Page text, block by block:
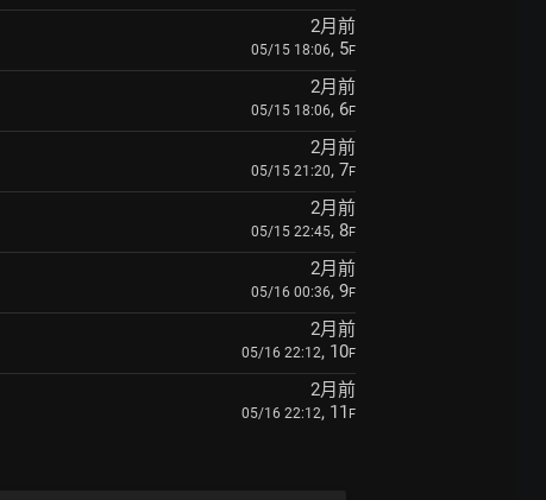
2月前
05/15 18:06, 5F
2月前
05/15 18:06, 6F
2月前
05/15 21:20, 7F
2月前
05/15 22:45, 8F
2月前
05/16 00:36, 9F
2月前
05/16 22:12, 10F
2月前
05/16 22:12, 11 F